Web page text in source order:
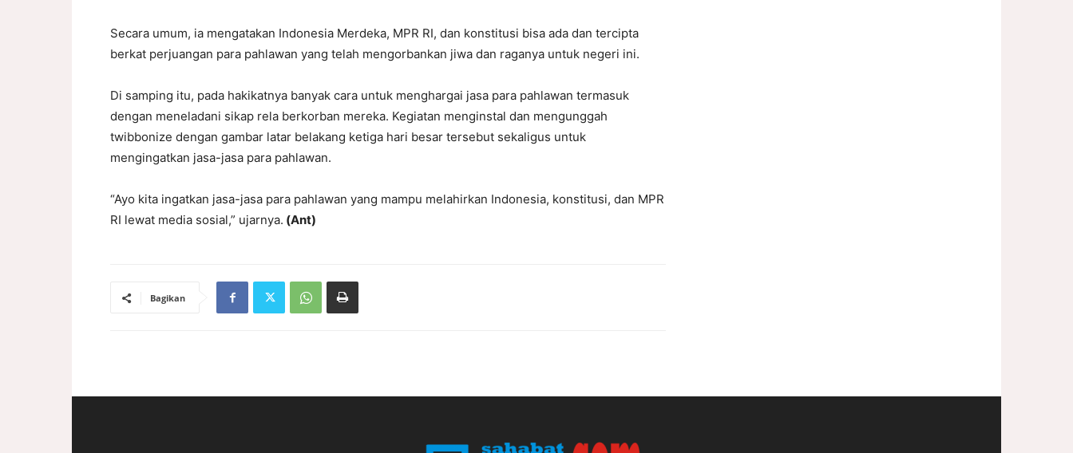
Secara umum, ia mengatakan Indonesia Merdeka, MPR RI, dan konstitusi bisa ada dan tercipta
berkat perjuangan para pahlawan yang telah mengorbankan jiwa dan raganya untuk negeri ini.
Di samping itu, pada hakikatnya banyak cara untuk menghargai jasa para pahlawan termasuk
dengan meneladani sikap rela berkorban mereka. Kegiatan menginstal dan mengunggah
twibbonize dengan gambar latar belakang ketiga hari besar tersebut sekaligus untuk
mengingatkan jasa-jasa para pahlawan.
“Ayo kita ingatkan jasa-jasa para pahlawan yang mampu melahirkan Indonesia, konstitusi, dan MPR
RI lewat media sosial,” ujarnya. (Ant)
Bagikan